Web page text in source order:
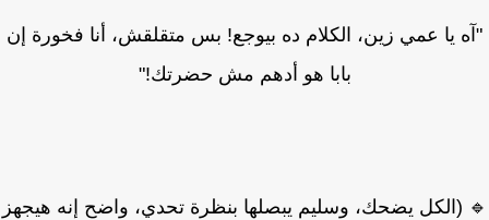
يا عمي زين، الكلام ده بيوجع! بس متقلقش، أنا فخورة إن
بابا هو أدهم مش حضرتك!"
(الكل يضحك، وسليم يبصلها بنظرة تحدي، واضح إنه هيجهز